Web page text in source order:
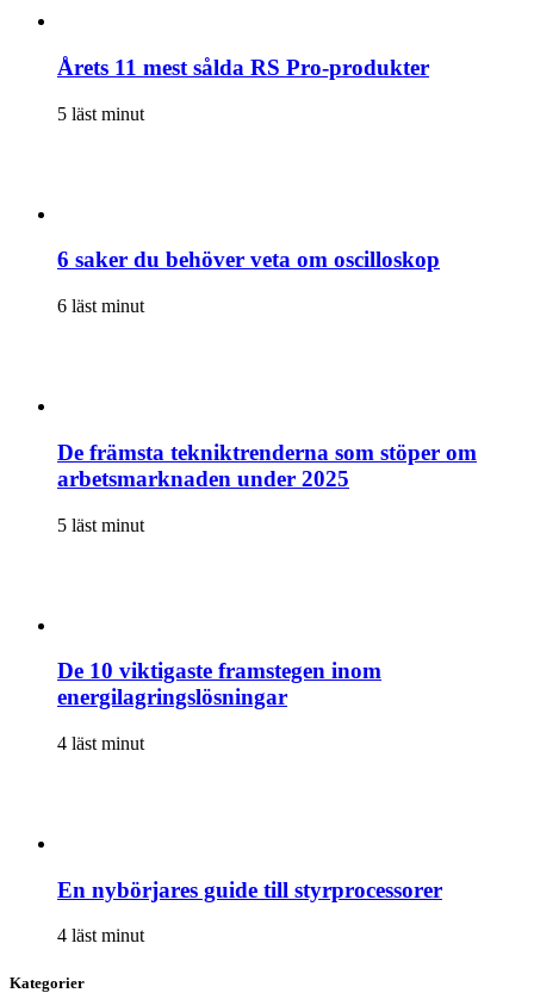
Årets 11 mest sålda RS Pro-produkter
5 läst minut
6 saker du behöver veta om oscilloskop
6 läst minut
De främsta tekniktrenderna som stöper om
arbetsmarknaden under 2025
5 läst minut
De 10 viktigaste framstegen inom
energilagringslösningar
4 läst minut
En nybörjares guide till styrprocessorer
4 läst minut
Kategorier